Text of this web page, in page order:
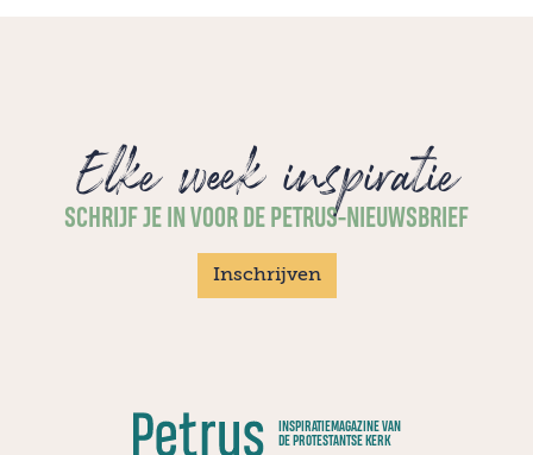
Elke week inspiratie
SCHRIJF JE IN VOOR DE PETRUS-NIEUWSBRIEF
Inschrijven
INSPIRATIEMAGAZINE VAN
DE PROTESTANTSE KERK